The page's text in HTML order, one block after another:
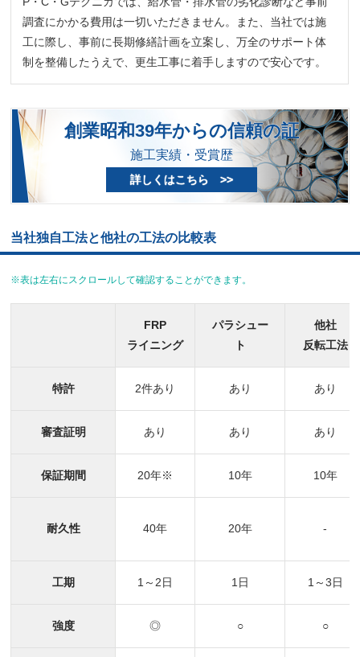
調査にかかる費用は一切いただきません。また、当社では施
工に際し、事前に長期修繕計画を立案し、万全のサポート体
制を整備したうえで、更生工事に着手しますので安心です。
創業昭和39年からの信頼の証
施工実績・受賞歴
詳しくはこちら >>
当社独自工法と他社の工法の比較表
※表は左右にスクロールして確認することができます。
FRP
ライニング
パラシュー
ト
他社
反転工法
特許 2件あり あり あり
審査証明 あり あり あり
保証期間 20年※ 10年 10年
耐久性 40年 20年 -
工期 1～2日 1日 1～3日
強度 ◎ ○ ○